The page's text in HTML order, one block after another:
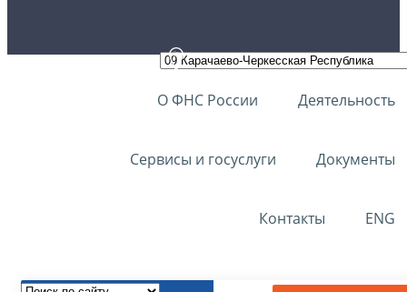
О ФНС России Деятельность
Сервисы и госуслуги Документы
Контакты ENG